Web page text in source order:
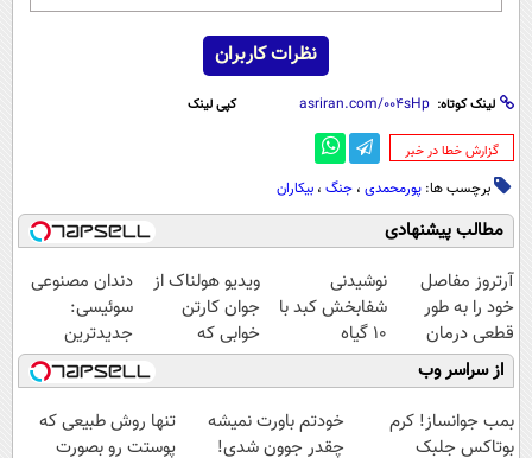
نظرات کاربران
لینک کوتاه: کپی لینک
‌گزارش خطا در خبر
برچسب ها: پورمحمدی ، جنگ ، بیکاران
مطالب پیشنهادی
آرتروز مفاصل
خود را به طور
قطعی درمان
کنید!
◗پرسش‌نامه◖
نوشیدنی
شفابخش کبد با
10 گیاه
موثر(تخفیف تا
امشب)
ویدیو هولناک از
جوان کارتن
خوابی که
میلیاردر شد.
آموزش رایگان
دندان مصنوعی
سوئیسی:
جدیدترین
فناوری اروپا،
سبک و مقاوم |
پرداخت قسطی
از سراسر وب
بمب جوانساز! کرم
بوتاکس جلبک
خودتم باورت نمیشه
چقدر جوون شدی!
تنها روش طبیعی که
پوستت رو بصورت